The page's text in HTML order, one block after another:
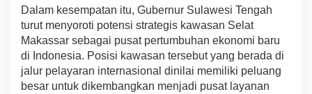
Dalam kesempatan itu, Gubernur Sulawesi Tengah
turut menyoroti potensi strategis kawasan Selat
Makassar sebagai pusat pertumbuhan ekonomi baru
di Indonesia. Posisi kawasan tersebut yang berada di
jalur pelayaran internasional dinilai memiliki peluang
besar untuk dikembangkan menjadi pusat layanan